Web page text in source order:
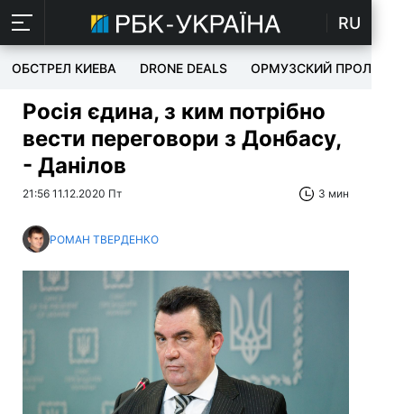
RU
ОБСТРЕЛ КИЕВА DRONE DEALS ОРМУЗСКИЙ ПРОЛИВ
Росія єдина, з ким потрібно
вести переговори з Донбасу,
- Данілов
21:56 11.12.2020 Пт 3 мин
РОМАН ТВЕРДЕНКО